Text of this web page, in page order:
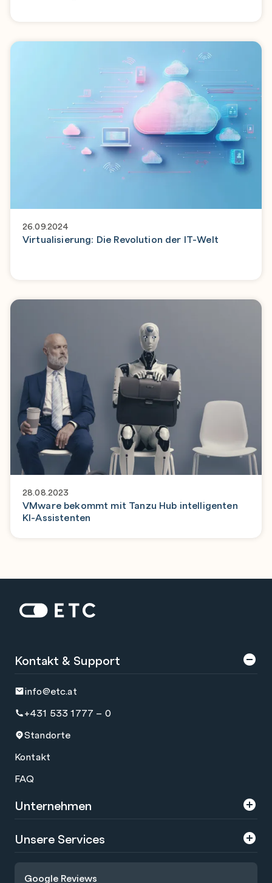
26.09.2024
Virtualisierung: Die Revolution der IT-Welt
28.08.2023
VMware bekommt mit Tanzu Hub intelligenten
KI-Assistenten
Startseite: ETC
Google Reviews
Kontakt & Support
info@etc.at
+431 533 1777 – 0
Standorte
Kontakt
FAQ
Unternehmen
Über uns
Presse
Unsere Services